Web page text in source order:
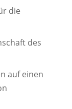
die
des
auf einen